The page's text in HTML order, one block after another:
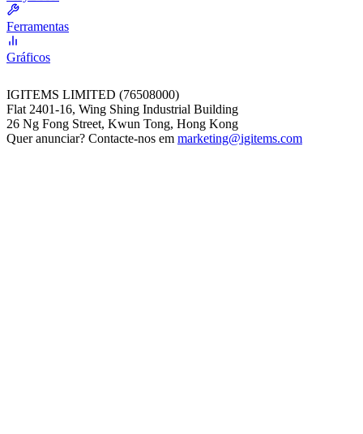
Ferramentas
Gráficos
IGITEMS LIMITED (76508000)
Flat 2401-16, Wing Shing Industrial Building
26 Ng Fong Street, Kwun Tong, Hong Kong
Quer anunciar? Contacte-nos em marketing@igitems.com